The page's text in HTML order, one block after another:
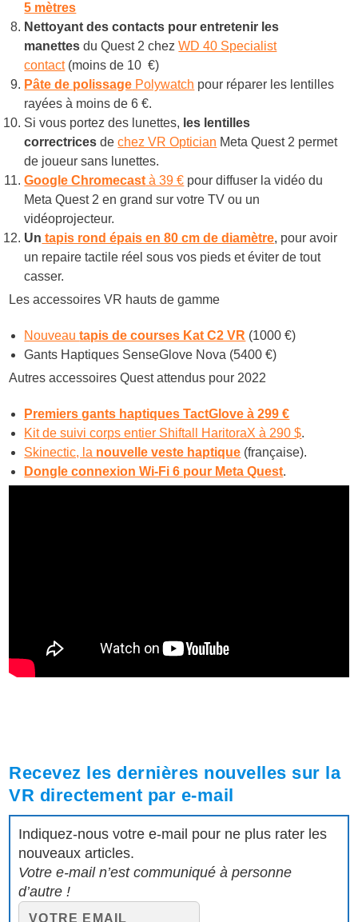
5 mètres
Nettoyant des contacts pour entretenir les
manettes du Quest 2 chezWD 40 Specialist
contact(moins de 10 €)
Pâte de polissage Polywatch pour réparer les lentilles
rayées à moins de 6 €.
Si vous portez des lunettes, les lentilles
correctrices dechez VR Optician Meta Quest 2 permet
de joueur sans lunettes.
Google Chromecast à 39 € pour diffuser la vidéo du
Meta Quest 2 en grand sur votre TV ou un
vidéoprojecteur.
Un tapis rond épais en 80 cm de diamètre, pour avoir
un repaire tactile réel sous vos pieds et éviter de tout
casser.
Les accessoires VR hauts de gamme
Nouveautapis de courses Kat C2 VR (1000 €)
Gants Haptiques SenseGlove Nova (5400 €)
Autres accessoires Quest attendus pour 2022
Premiers gants haptiques TactGlove à 299 €
Kit de suivi corps entier Shiftall HaritoraX à 290 $.
Skinectic, la nouvelle veste haptique (française).
Dongle connexion Wi-Fi 6 pour Meta Quest.
Recevez les dernières nouvelles sur la
VR directement par e-mail
Indiquez-nous votre e-mail pour ne plus rater les
nouveaux articles.
Votre e-mail n’est communiqué à personne
d’autre !